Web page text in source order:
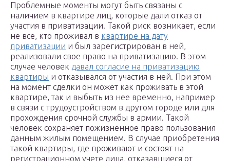
Проблемные моменты могут быть связаны с
наличием в квартире лиц, которые дали отказ от
участия в приватизации. Такой риск возникает, если
не все, кто проживал в квартире на дату
приватизации и был зарегистрирован в ней,
реализовали свое право на приватизацию. В этом
случае человек давал согласие на приватизацию
квартиры и отказывался от участия в ней. При этом
на момент сделки он может как проживать в этой
квартире, так и выбыть из нее временно, например
в связи с трудоустройством в другом городе или для
прохождения срочной службы в армии. Такой
человек сохраняет пожизненное право пользования
данным жилым помещением. В случае приобретения
такой квартиры, где проживают и состоят на
регистрационном учете лица, отказавшиеся от